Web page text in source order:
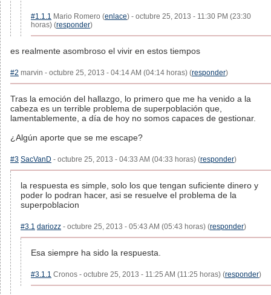
#1.1.1 Mario Romero (enlace) - octubre 25, 2013 - 11:30 PM (23:30
horas) (responder)
es realmente asombroso el vivir en estos tiempos
#2 marvin - octubre 25, 2013 - 04:14 AM (04:14 horas) (responder)
Tras la emoción del hallazgo, lo primero que me ha venido a la
cabeza es un terrible problema de superpoblación que,
lamentablemente, a día de hoy no somos capaces de gestionar.
¿Algún aporte que se me escape?
#3 SacVanD - octubre 25, 2013 - 04:33 AM (04:33 horas) (responder)
la respuesta es simple, solo los que tengan suficiente dinero y
poder lo podran hacer, asi se resuelve el problema de la
superpoblacion
#3.1 dariozz - octubre 25, 2013 - 05:43 AM (05:43 horas) (responder)
Esa siempre ha sido la respuesta.
#3.1.1 Cronos - octubre 25, 2013 - 11:25 AM (11:25 horas) (responder)